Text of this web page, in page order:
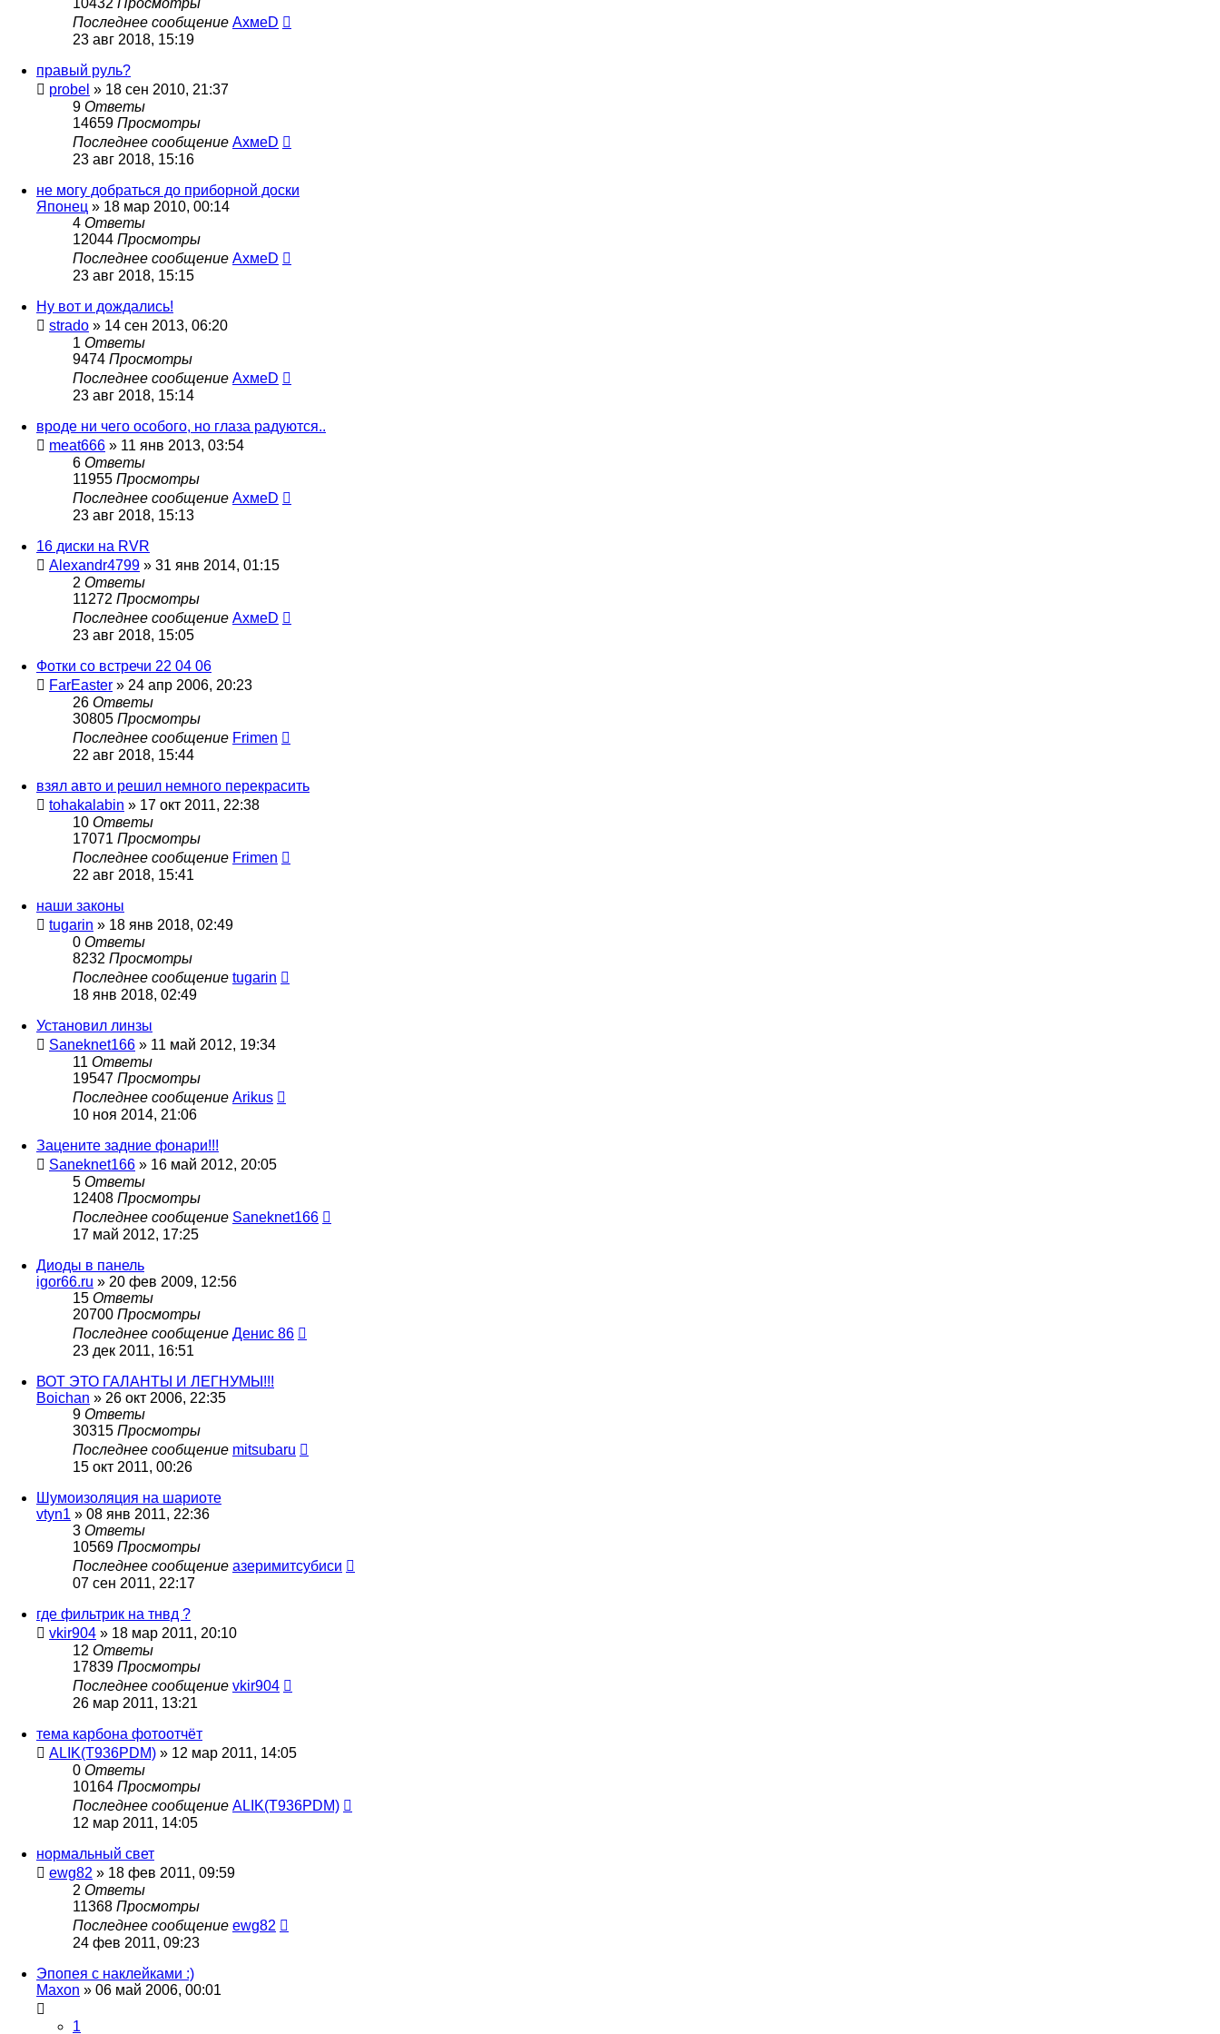
Последнее сообщение АхмеD
23 авг 2018, 15:19
правый руль?
probel » 18 сен 2010, 21:37
9 Ответы
14659 Просмотры
Последнее сообщение АхмеD
23 авг 2018, 15:16
не могу добраться до приборной доски
Японец » 18 мар 2010, 00:14
4 Ответы
12044 Просмотры
Последнее сообщение АхмеD
23 авг 2018, 15:15
Ну вот и дождались!
strado » 14 сен 2013, 06:20
1 Ответы
9474 Просмотры
Последнее сообщение АхмеD
23 авг 2018, 15:14
вроде ни чего особого, но глаза радуются..
meat666 » 11 янв 2013, 03:54
6 Ответы
11955 Просмотры
Последнее сообщение АхмеD
23 авг 2018, 15:13
16 диски на RVR
Alexandr4799 » 31 янв 2014, 01:15
2 Ответы
11272 Просмотры
Последнее сообщение АхмеD
23 авг 2018, 15:05
Фотки со встречи 22 04 06
FarEaster » 24 апр 2006, 20:23
26 Ответы
30805 Просмотры
Последнее сообщение Frimen
22 авг 2018, 15:44
взял авто и решил немного перекрасить
tohakalabin » 17 окт 2011, 22:38
10 Ответы
17071 Просмотры
Последнее сообщение Frimen
22 авг 2018, 15:41
наши законы
tugarin » 18 янв 2018, 02:49
0 Ответы
8232 Просмотры
Последнее сообщение tugarin
18 янв 2018, 02:49
Установил линзы
Saneknet166 » 11 май 2012, 19:34
11 Ответы
19547 Просмотры
Последнее сообщение Arikus
10 ноя 2014, 21:06
Зацените задние фонари!!!
Saneknet166 » 16 май 2012, 20:05
5 Ответы
12408 Просмотры
Последнее сообщение Saneknet166
17 май 2012, 17:25
Диоды в панель
igor66.ru » 20 фев 2009, 12:56
15 Ответы
20700 Просмотры
Последнее сообщение Денис 86
23 дек 2011, 16:51
ВОТ ЭТО ГАЛАНТЫ И ЛЕГНУМЫ!!!
Boichan » 26 окт 2006, 22:35
9 Ответы
30315 Просмотры
Последнее сообщение mitsubaru
15 окт 2011, 00:26
Шумоизоляция на шариоте
vtyn1 » 08 янв 2011, 22:36
3 Ответы
10569 Просмотры
Последнее сообщение азеримитсубиси
07 сен 2011, 22:17
где фильтрик на тнвд ?
vkir904 » 18 мар 2011, 20:10
12 Ответы
17839 Просмотры
Последнее сообщение vkir904
26 мар 2011, 13:21
тема карбона фотоотчёт
ALIK(T936PDM) » 12 мар 2011, 14:05
0 Ответы
10164 Просмотры
Последнее сообщение ALIK(T936PDM)
12 мар 2011, 14:05
нормальный свет
ewg82 » 18 фев 2011, 09:59
2 Ответы
11368 Просмотры
Последнее сообщение ewg82
24 фев 2011, 09:23
Эпопея с наклейками :)
Maxon » 06 май 2006, 00:01
1